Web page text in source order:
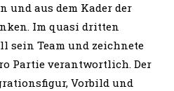
und aus dem Kader der
Im quasi dritten
Team und zeichnete
Partie verantwortlich. Der
Vorbild und